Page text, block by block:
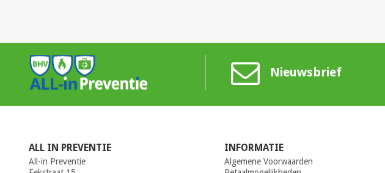
Nieuwsbrief
ALL IN PREVENTIE
All-in Preventie
INFORMATIE
Algemene Voorwaarden